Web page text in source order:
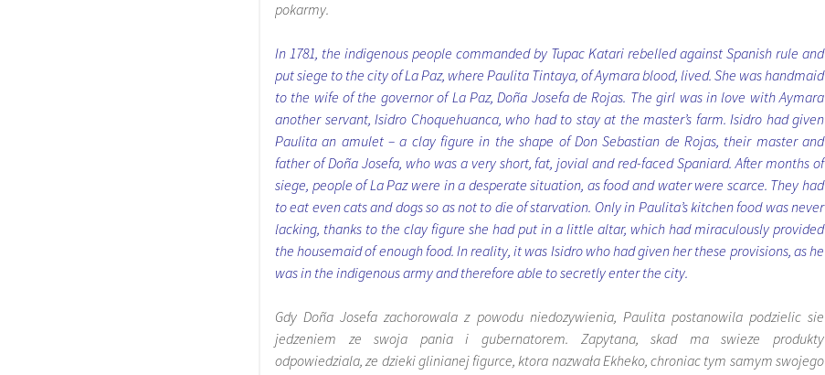
pokarmy.
In 1781, the indigenous people commanded by Tupac Katari rebelled against Spanish rule and
put siege to the city of La Paz, where Paulita Tintaya, of Aymara blood, lived. She was handmaid
to the wife of the governor of La Paz, Doña Josefa de Rojas. The girl was in love with Aymara
another servant, Isidro Choquehuanca, who had to stay at the master’s farm. Isidro had given
Paulita an amulet – a clay figure in the shape of Don Sebastian de Rojas, their master and
father of Doña Josefa, who was a very short, fat, jovial and red-faced Spaniard. After months of
siege, people of La Paz were in a desperate situation, as food and water were scarce. They had
to eat even cats and dogs so as not to die of starvation. Only in Paulita’s kitchen food was never
lacking, thanks to the clay figure she had put in a little altar, which had miraculously provided
the housemaid of enough food. In reality, it was Isidro who had given her these provisions, as he
was in the indigenous army and therefore able to secretly enter the city.
Gdy Doña Josefa zachorowala z powodu niedozywienia, Paulita postanowila podzielic sie
jedzeniem ze swoja pania i gubernatorem. Zapytana, skad ma swieze produkty
odpowiedziala, ze dzieki glinianej figurce, ktora nazwała Ekheko, chroniac tym samym swojego